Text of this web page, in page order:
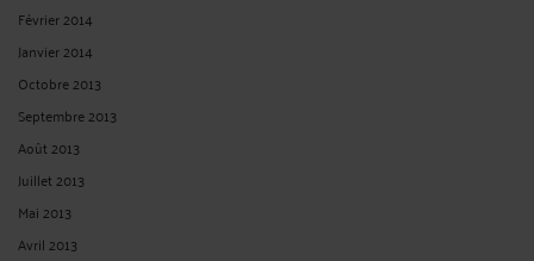
Février 2014
Janvier 2014
Octobre 2013
Septembre 2013
Août 2013
Juillet 2013
Mai 2013
Avril 2013